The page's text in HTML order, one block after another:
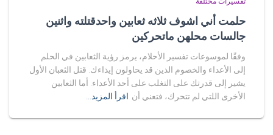
حلمت أني اشوف ثلاثه ثعابين واحدقتلته واثنين
جالسات محلهن ماتحركين
وفقًا لموسوعات تفسير الأحلام، يرمز رؤية الثعابين في الحلم
إلى الأعداء والخصوم الذين قد يحاولون إيذاءك. قتل الثعبان الأول
يشير إلى قدرتك على التغلب على أحد الأعداء. أما الثعابين
الأخرى اللتي لم تتحرك، فتعني أن اقرأ المزيد…